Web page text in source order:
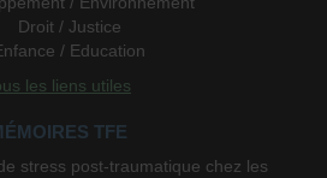
Droit / Justice
/ Education
les liens utiles
TFE
stress post-traumatique chez les